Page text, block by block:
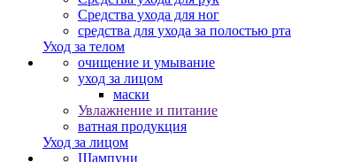
Средства ухода для ног
средства для ухода за полостью рта
Уход за телом
очищение и умывание
уход за лицом
маски
Увлажнение и питание
ватная продукция
Уход за лицом
Шампуни